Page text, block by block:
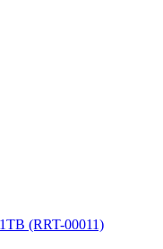
(RRT-00011)